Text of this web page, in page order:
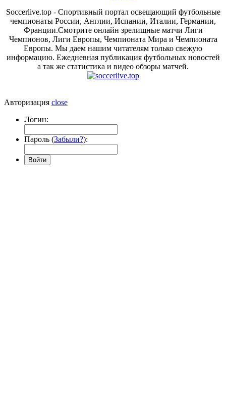
Soccerlive.top - Спортивный портал освещающий футбольные
чемпионаты России, Англии, Испании, Италии, Германии,
Франции.Смотрите онлайн зрелищные матчи Лиги
Чемпионов, Лиги Европы, Чемпионата Мира и Чемпионата
Европы. Мы даем нашим читателям только свежую
информацию. Ежедневная публикация футбольных новостей
а так же статистика и видео обзоры матчей.
Авторизация close
Логин:
Пароль (Забыли?):
Войти